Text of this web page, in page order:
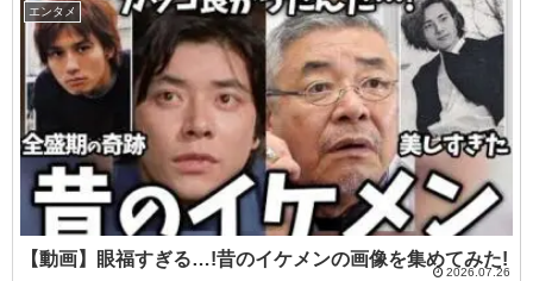
エンタメ
【動画】眼福すぎる…!昔のイケメンの画像を集めてみた!
2026.07.26